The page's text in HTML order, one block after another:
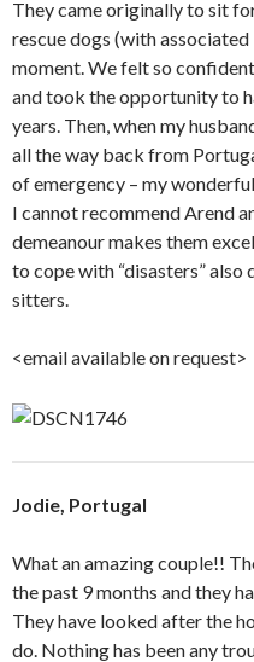
They came originally to sit
rescue dogs (with
moment. We felt so
and took the opportunity to
years. Then, when my
all the way back from
of emergency – my
I cannot recommend Arend
demeanour makes them
to cope with “disasters” also
sitters.
<email available on request>
Jodie, Portugal
What an amazing couple!!
the past 9 months and they
They have looked after the
do. Nothing has been any